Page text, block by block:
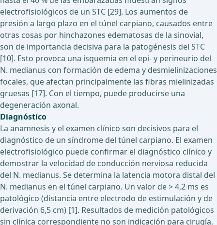
electrofisiológicos de un STC [29]. Los aumentos de
presión a largo plazo en el túnel carpiano, causados entre
otras cosas por hinchazones edematosas de la sinovial,
son de importancia decisiva para la patogénesis del STC
[10]. Esto provoca una isquemia en el epi- y perineurio del
N. medianus con formación de edema y desmielinizaciones
focales, que afectan principalmente las fibras mielinizadas
gruesas [17]. Con el tiempo, puede producirse una
degeneración axonal.
Diagnóstico
La anamnesis y el examen clínico son decisivos para el
diagnóstico de un síndrome del túnel carpiano. El examen
electrofisiológico puede confirmar el diagnóstico clínico y
demostrar la velocidad de conducción nerviosa reducida
del N. medianus. Se determina la latencia motora distal del
N. medianus en el túnel carpiano. Un valor de > 4,2 ms es
patológico (distancia entre electrodo de estimulación y de
derivación 6,5 cm) [1]. Resultados de medición patológicos
sin clínica correspondiente no son indicación para cirugía,